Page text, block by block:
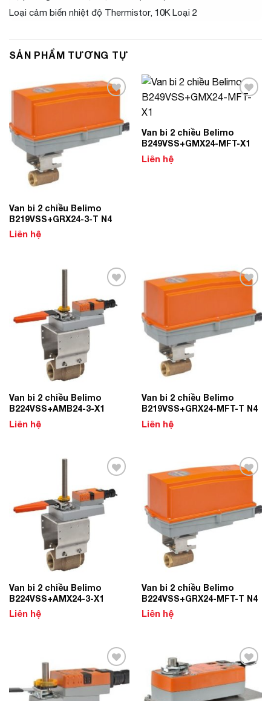
Loại cảm biến nhiệt độ Thermistor, 10K Loại 2
SẢN PHẨM TƯƠNG TỰ
Van bi 2 chiều Belimo
B219VSS+GRX24-3-T N4
Liên hệ
Van bi 2 chiều Belimo
B249VSS+GMX24-MFT-X1
Liên hệ
Wishlist
Van bi 2 chiều Belimo
B224VSS+AMB24-3-X1
Liên hệ
Van bi 2 chiều Belimo
B219VSS+GRX24-MFT-T N4
Liên hệ
Wishlist
Van bi 2 chiều Belimo
B224VSS+AMX24-3-X1
Liên hệ
Van bi 2 chiều Belimo
B224VSS+GRX24-MFT-T N4
Liên hệ
Add to
Wishlist
Wishlist